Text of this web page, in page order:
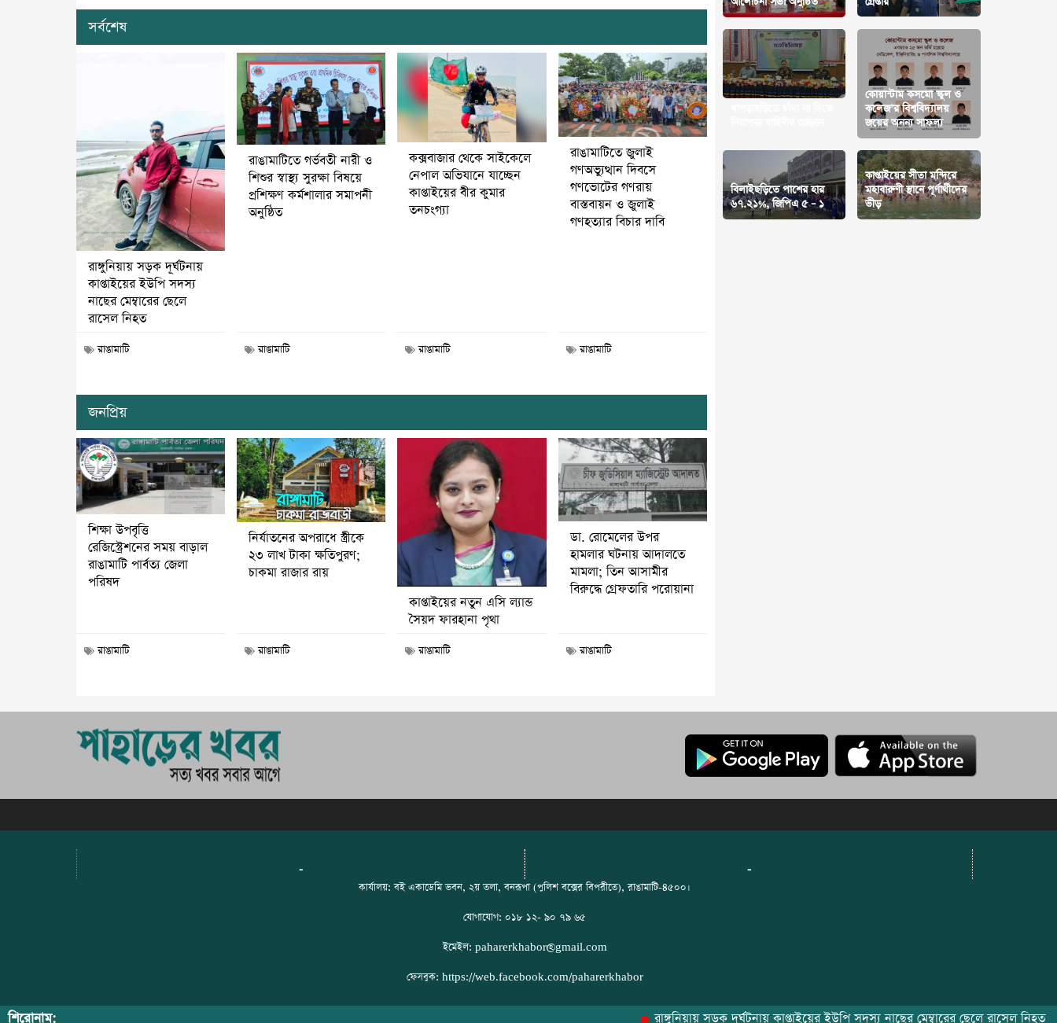
সর্বশেষ
রাঙ্গুনিয়ায় সড়ক দূর্ঘটনায়
কাপ্তাইয়ের ইউপি সদস্য
নাছের মেম্বারের ছেলে
রাসেল নিহত
রাঙামাটি
রাঙামাটিতে গর্ভবতী নারী ও
শিশুর স্বাস্থ্য সুরক্ষা বিষয়ে
প্রশিক্ষণ কর্মশালার সমাপনী
অনুষ্ঠিত
রাঙামাটি
কক্সবাজার থেকে সাইকেলে
নেপাল অভিযানে যাচ্ছেন
কাপ্তাইয়ের বীর কুমার
তনচংগ্যা
রাঙামাটি
রাঙামাটিতে জুলাই
গণঅভ্যুত্থান দিবসে
গণভোটের গণরায়
বাস্তবায়ন ও জুলাই
গণহত্যার বিচার দাবি
রাঙামাটি
জনপ্রিয়
শিক্ষা উপবৃত্তি
রেজিস্ট্রেশনের সময় বাড়াল
রাঙামাটি পার্বত্য জেলা
পরিষদ
রাঙামাটি
নির্যাতনের অপরাধে স্ত্রীকে
২৩ লাখ টাকা ক্ষতিপুরণ;
চাকমা রাজার রায়
রাঙামাটি
কাপ্তাইয়ের নতুন এসি ল্যান্ড
সৈয়দ ফারহানা পৃথা
রাঙামাটি
ডা. রোমেলের উপর
হামলার ঘটনায় আদালতে
মামলা; তিন আসামীর
বিরুদ্ধে গ্রেফতারি পরোয়ানা
রাঙামাটি
কোয়ান্টাম কসমো স্কুল ও
কলেজ’র বিশ্ববিদ্যালয়
জয়ের অনন্য সাফল্য
বিলাইছড়িতে পাশের হার
৬৭.২১%, জিপিএ ৫ – ১
কাপ্তাইয়ের সীতা মন্দিরে
মহাবারুণী স্থানে পূর্ণার্থীদের
ভীড়
- -
কার্যালয়: বই একাডেমি ভবন, ২য় তলা, বনরূপা (পুলিশ বক্সের বিপরীতে), রাঙামাটি-৪৫০০।
যোগাযোগ: ০১৮ ১২- ৯০ ৭৯ ৬৫
ইমেইল: paharerkhabor@gmail.com
ফেসবুক: https://web.facebook.com/paharerkhabor
শিরোনাম: রাঙ্গুনিয়ায় সড়ক দূর্ঘটনায় কাপ্তাইয়ের ইউপি সদস্য নাছের মেম্বারের ছেলে রাসেল নিহত